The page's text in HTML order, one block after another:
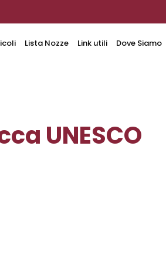
Lista Nozze Link utili Dove Siamo
UNESCO